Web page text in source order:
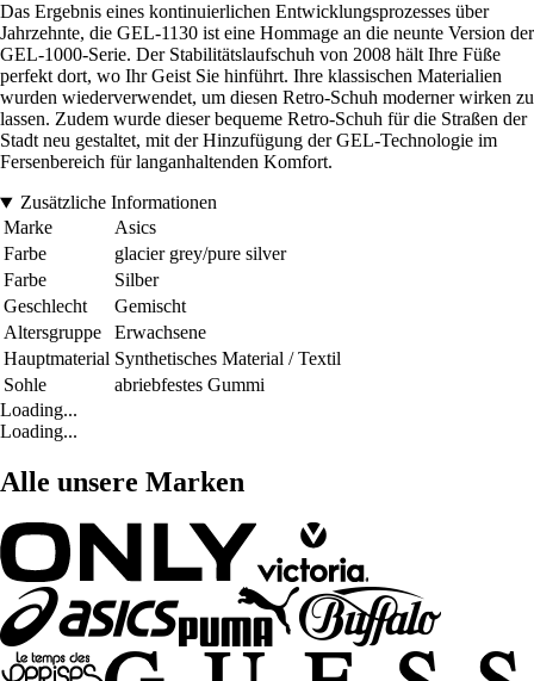
Das Ergebnis eines kontinuierlichen Entwicklungsprozesses über
Jahrzehnte, die GEL-1130 ist eine Hommage an die neunte Version der
GEL-1000-Serie. Der Stabilitätslaufschuh von 2008 hält Ihre Füße
perfekt dort, wo Ihr Geist Sie hinführt. Ihre klassischen Materialien
wurden wiederverwendet, um diesen Retro-Schuh moderner wirken zu
lassen. Zudem wurde dieser bequeme Retro-Schuh für die Straßen der
Stadt neu gestaltet, mit der Hinzufügung der GEL-Technologie im
Fersenbereich für langanhaltenden Komfort.
Zusätzliche Informationen
Marke
Asics
Farbe
glacier grey/pure silver
Farbe
Silber
Geschlecht
Gemischt
Altersgruppe
Erwachsene
Hauptmaterial Synthetisches Material / Textil
Sohle
abriebfestes Gummi
Loading...
Loading...
Alle unsere Marken